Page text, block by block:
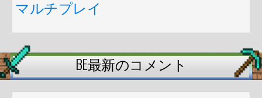
マルチプレイ
BE最新のコメント